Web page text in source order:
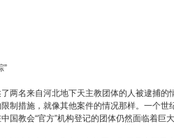
”
了两名来自河北地下天主教团体的人被逮捕
制措施，就像其他案件的情况那样。一个世
国教会“官方”机构登记的团体仍然面临着巨